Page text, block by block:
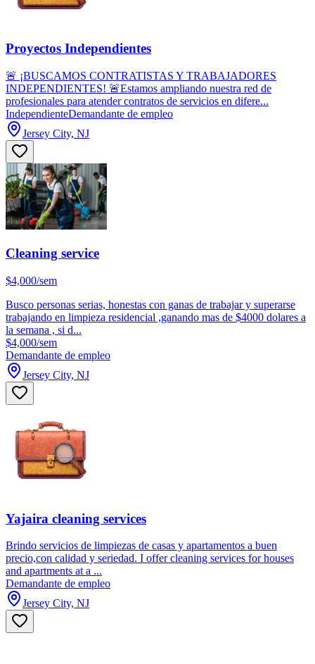
Proyectos Independientes
🚨 ¡BUSCAMOS CONTRATISTAS Y TRABAJADORES
INDEPENDIENTES! 🚨Estamos ampliando nuestra red de
profesionales para atender contratos de servicios en difere...
IndependienteDemandante de empleo
Jersey City, NJ
Cleaning service
$4,000/sem
Busco personas serias, honestas con ganas de trabajar y superarse
trabajando en limpieza residencial ,ganando mas de $4000 dolares a
la semana , si d...
$4,000/sem
Demandante de empleo
Jersey City, NJ
Yajaira cleaning services
Brindo servicios de limpiezas de casas y apartamentos a buen
precio,con calidad y seriedad. I offer cleaning services for houses
and apartments at a ...
Demandante de empleo
Jersey City, NJ